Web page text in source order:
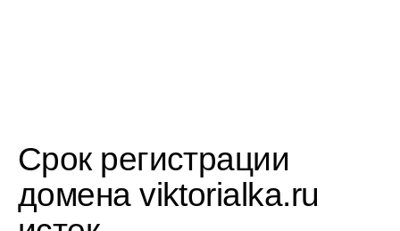
Срок регистрации
домена viktorialka.ru